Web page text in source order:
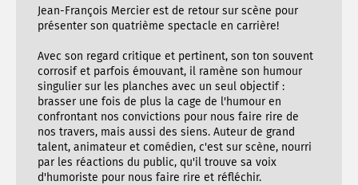
Jean-François Mercier est de retour sur scène pour
présenter son quatrième spectacle en carrière!
Avec son regard critique et pertinent, son ton souvent
corrosif et parfois émouvant, il ramène son humour
singulier sur les planches avec un seul objectif :
brasser une fois de plus la cage de l'humour en
confrontant nos convictions pour nous faire rire de
nos travers, mais aussi des siens. Auteur de grand
talent, animateur et comédien, c'est sur scène, nourri
par les réactions du public, qu'il trouve sa voix
d'humoriste pour nous faire rire et réfléchir.